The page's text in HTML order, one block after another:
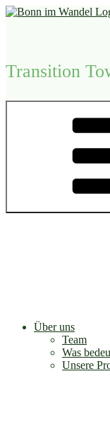
Zum
Transition
Über uns
Team
Was
Unsere